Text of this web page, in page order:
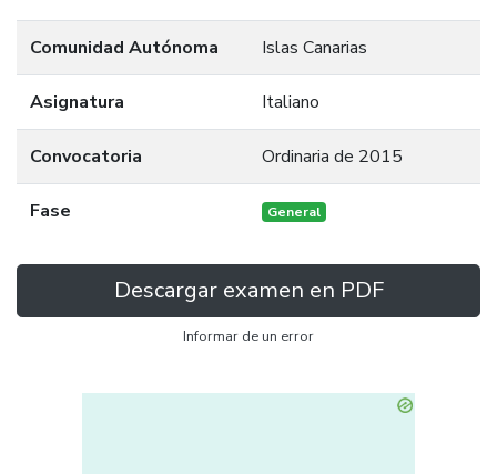
Comunidad Autónoma Islas Canarias
Asignatura Italiano
Convocatoria Ordinaria de 2015
Fase General
Descargar examen en PDF
Informar de un error